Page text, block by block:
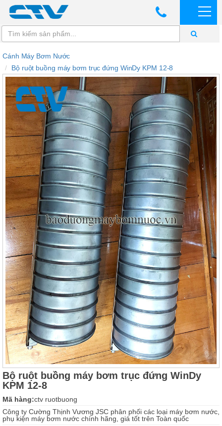
Cánh Máy Bơm Nước
Bộ ruột buồng máy bơm trục đứng WinDy KPM 12-8
Bộ ruột buồng máy bơm trục đứng WinDy
KPM 12-8
Mã hàng:ctv ruotbuong
Công ty Cường Thịnh Vương JSC phân phối các loại máy bơm nước,
phụ kiện máy bơm nước chính hãng, giá tốt trên Toàn quốc